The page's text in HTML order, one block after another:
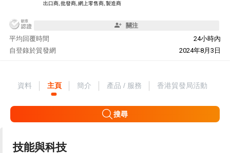
出口商, 批發商, 網上零售商, 製造商
關注
平均回覆時間
24小時內
自
2024年8月3日
登錄於貿發網
資料 主頁 簡介 產品 / 服務 香港貿發局活動
搜尋
技能與科技